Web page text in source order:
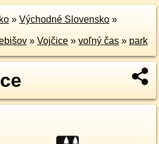
» Východné Slovensko »
» Vojčice » voľný čas » park